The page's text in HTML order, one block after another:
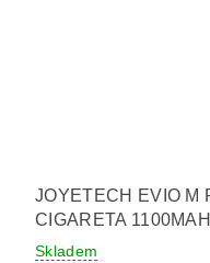
JOYETECH EVIO M
CIGARETA
Skladem